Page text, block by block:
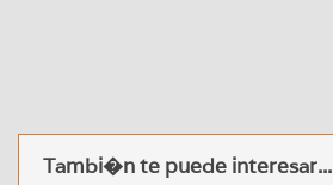
Tambi�n te puede interesar...